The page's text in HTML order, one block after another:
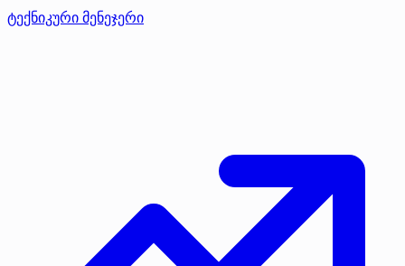
ტექნიკური მენეჯერი